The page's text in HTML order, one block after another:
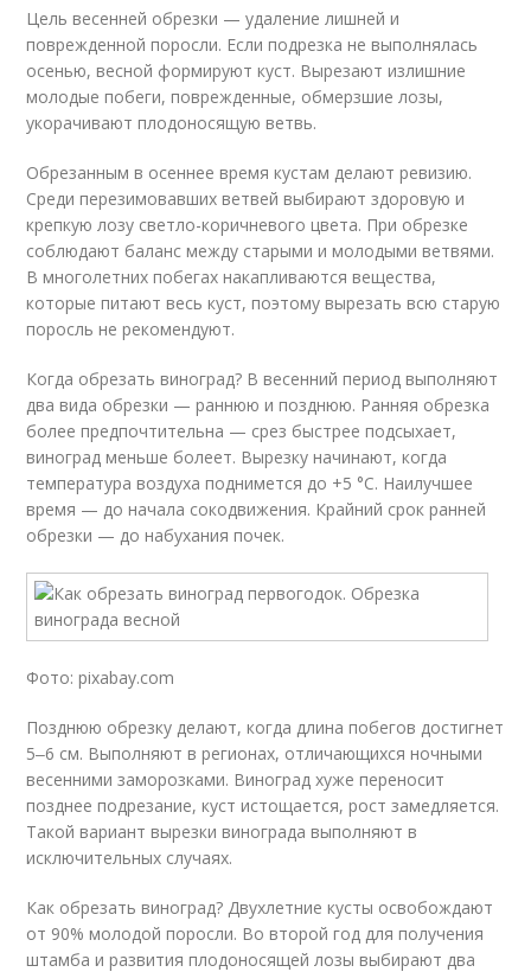
Цель весенней обрезки — удаление лишней и
поврежденной поросли. Если подрезка не выполнялась
осенью, весной формируют куст. Вырезают излишние
молодые побеги, поврежденные, обмерзшие лозы,
укорачивают плодоносящую ветвь.
Обрезанным в осеннее время кустам делают ревизию.
Среди перезимовавших ветвей выбирают здоровую и
крепкую лозу светло-коричневого цвета. При обрезке
соблюдают баланс между старыми и молодыми ветвями.
В многолетних побегах накапливаются вещества,
которые питают весь куст, поэтому вырезать всю старую
поросль не рекомендуют.
Когда обрезать виноград? В весенний период выполняют
два вида обрезки — раннюю и позднюю. Ранняя обрезка
более предпочтительна — срез быстрее подсыхает,
виноград меньше болеет. Вырезку начинают, когда
температура воздуха поднимется до +5 °С. Наилучшее
время — до начала сокодвижения. Крайний срок ранней
обрезки — до набухания почек.
Фото: pixabay.com
Позднюю обрезку делают, когда длина побегов достигнет
5‒6 см. Выполняют в регионах, отличающихся ночными
весенними заморозками. Виноград хуже переносит
позднее подрезание, куст истощается, рост замедляется.
Такой вариант вырезки винограда выполняют в
исключительных случаях.
Как обрезать виноград? Двухлетние кусты освобождают
от 90% молодой поросли. Во второй год для получения
штамба и развития плодоносящей лозы выбирают два